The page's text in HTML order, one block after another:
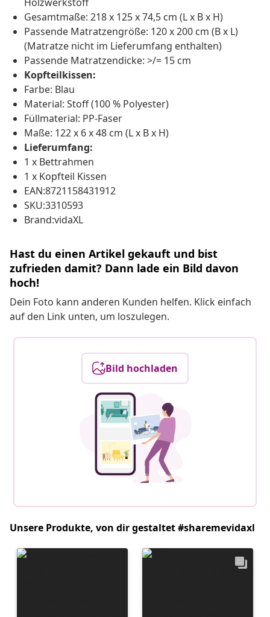
Gesamtmaße: 218 x 125 x 74,5 cm (L x B x H)
Passende Matratzengröße: 120 x 200 cm (B x L)
(Matratze nicht im Lieferumfang enthalten)
Passende Matratzendicke: >/= 15 cm
Kopfteilkissen:
Farbe: Blau
Material: Stoff (100 % Polyester)
Füllmaterial: PP-Faser
Maße: 122 x 6 x 48 cm (L x B x H)
Lieferumfang:
1 x Bettrahmen
1 x Kopfteil Kissen
EAN:8721158431912
SKU:3310593
Brand:vidaXL
Hast du einen Artikel gekauft und bist
zufrieden damit? Dann lade ein Bild davon
hoch!
Dein Foto kann anderen Kunden helfen. Klick einfach
auf den Link unten, um loszulegen.
Bild hochladen
Unsere Produkte, von dir gestaltet #sharemevidaxl